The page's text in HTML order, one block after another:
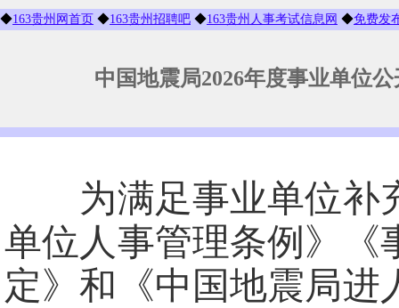
◆163贵州网首页 ◆163贵州招聘吧 ◆163贵州人事考试信息网 ◆免费发
中国地震局2026年度事业单位
为满足事业单位补
单位人事管理条例》《
定》和《中国地震局进